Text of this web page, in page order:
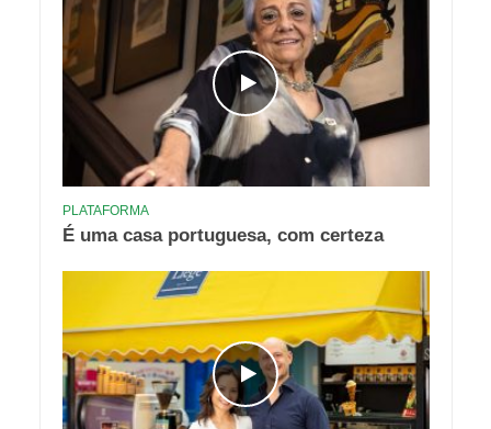
PLATAFORMA
É uma casa portuguesa, com certeza